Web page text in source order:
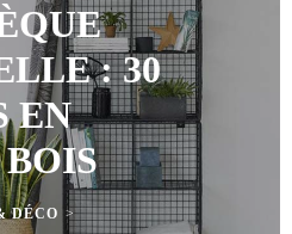
: 30
EN
DÉCO >